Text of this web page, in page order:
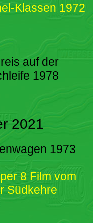
Klassen 1972
auf der
1978
2021
1973
8 Film vom
Südkehre